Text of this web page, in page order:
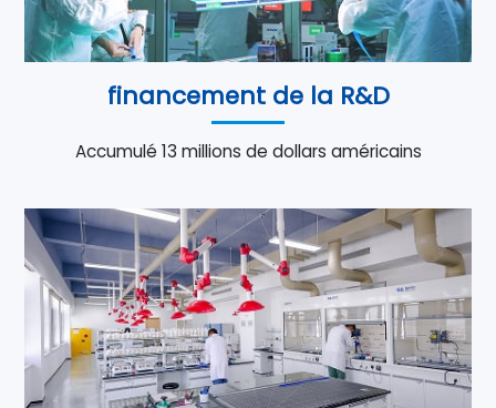
financement de la R&D
Accumulé 13 millions de dollars américains